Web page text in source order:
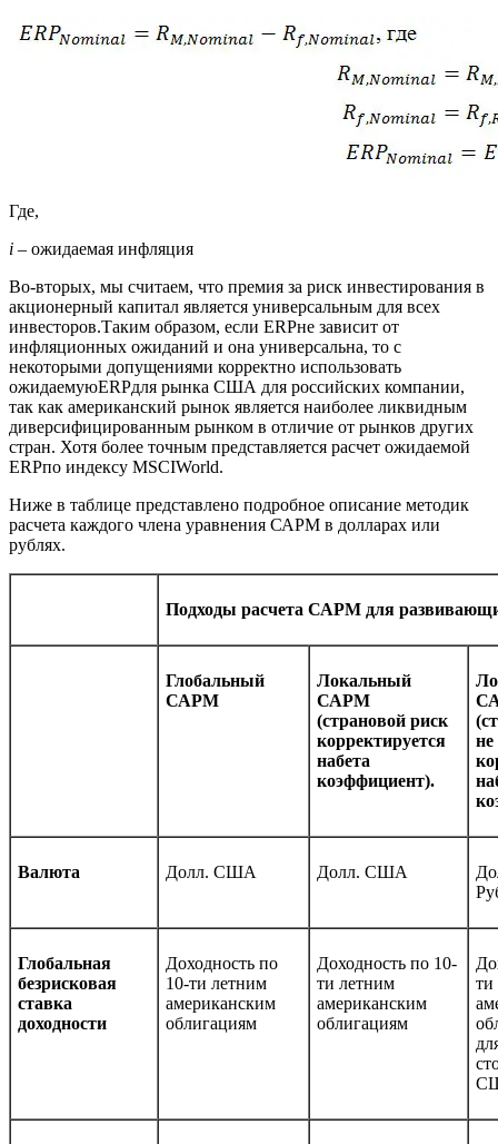
Где,
i – ожидаемая инфляция
Во-вторых, мы считаем, что премия за риск инвестирования в
акционерный капитал является универсальным для всех
инвесторов.Таким образом, если ERPне зависит от
инфляционных ожиданий и она универсальна, то c
некоторыми допущениями корректно использовать
ожидаемуюERPдля рынка США для российских компании,
так как американский рынок является наиболее ликвидным
диверсифицированным рынком в отличие от рынков других
стран. Хотя более точным представляется расчет ожидаемой
ERPпо индексу MSCIWorld.
Ниже в таблице представлено подробное описание методик
расчета каждого члена уравнения САРМ в долларах или
рублях.
Подходы расчета САРМ для
Глобальный
САРМ
Локальный
САРМ
(страновой риск
корректируется
набета
коэффициент).
не
Валюта Долл. США Долл. США
Глобальная
безрисковая
ставка
доходности
Доходность по
10-ти летним
американским
облигациям
Доходность по 10-
ти летним
американским
облигациям
ти